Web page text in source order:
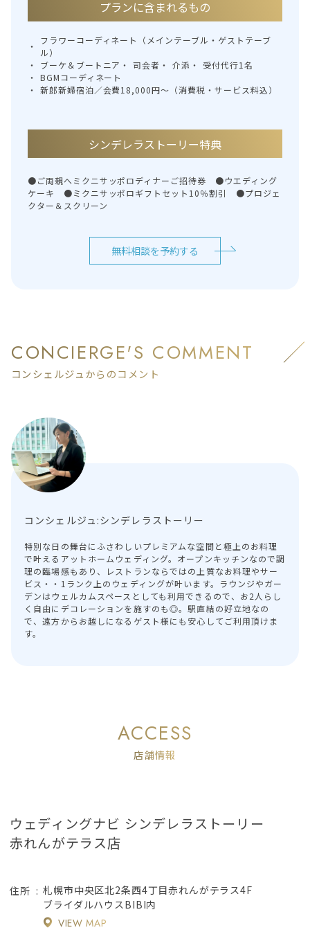
プランに含まれるもの
フラワーコーディネート（メインテーブル・ゲストテーブ
ル）
ブーケ＆ブートニア
司会者 介添
受付代行1名
BGMコーディネート
新郎新婦宿泊／会費18,000円～（消費税・サービス料込）
シンデレラストーリー特典
●ご両親へミクニサッポロディナーご招待券 ●ウエディング
ケーキ ●ミクニサッポロギフトセット10％割引 ●プロジェ
クター＆スクリーン
無料相談を予約する
CONCIERGE'S COMMENT
コンシェルジュからのコメント
コンシェルジュ:シンデレラストーリー
特別な日の舞台にふさわしいプレミアムな空間と極上のお料理
で叶えるアットホームウェディング。オープンキッチンなので調
理の臨場感もあり、レストランならではの上質なお料理やサー
ビス・・1ランク上のウェディングが叶います。ラウンジやガー
デンはウェルカムスペースとしても利用できるので、お2人らし
く自由にデコレーションを施すのも◎。駅直結の好立地なの
で、遠方からお越しになるゲスト様にも安心してご利用頂けま
す。
ACCESS
店舗情報
ウェディングナビ シンデレラストーリー
赤れんがテラス店
住所
札幌市中央区北2条西4丁目赤れんがテラス4F
ブライダルハウスBIBI内
VIEW MAP